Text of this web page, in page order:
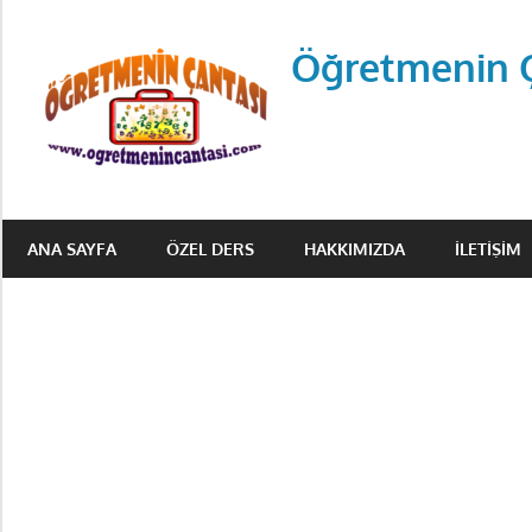
content
Öğretmenin
Halka
ANA SAYFA ÖZEL DERS HAKKIMIZDA İLETIŞIM